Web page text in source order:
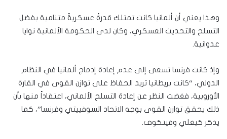
وهذا يعني أن ألمانيا كانت تمتلك قدرةً عسكريةً متنامية بفضل
التسلح والتحديث العسكري، وكان لدى الحكومة الألمانية نوايا
عدوانية.
وإذ كانت فرنسا تسعى إلى عدم إعادة إدماج ألمانيا في النظام
الدولي، “كانت بريطانيا تريد الحفاظ على توازن القوى في القارة
الأوروبية، فغضت النظر عن إعادة التسلح الألماني، اعتقاداً منها بأن
ذلك يحقق توازن القوى بوجه الاتحاد السوفييتي وفرنسا”، كما
يذكر كيغلي وفيتكوف.